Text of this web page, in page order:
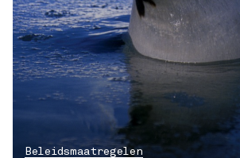
Beleidsmaatregelen